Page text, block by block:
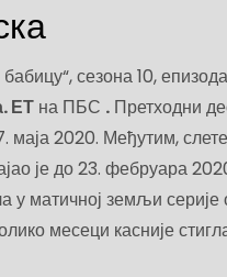
сезона 10,
ЕТ на ПБС . Претходни
маја 2020. Међутим,
је до 23. фебруара
у матичној земљи серије
месеци касније